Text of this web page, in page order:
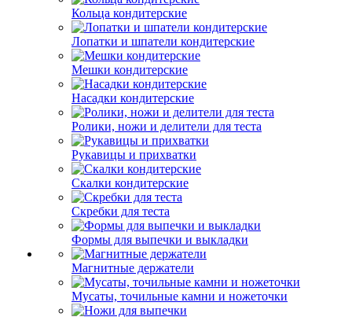
Кольца кондитерские
Лопатки и шпатели кондитерские
Мешки кондитерские
Насадки кондитерские
Ролики, ножи и делители для теста
Рукавицы и прихватки
Скалки кондитерские
Скребки для теста
Формы для выпечки и выкладки
Магнитные держатели
Мусаты, точильные камни и ножеточки